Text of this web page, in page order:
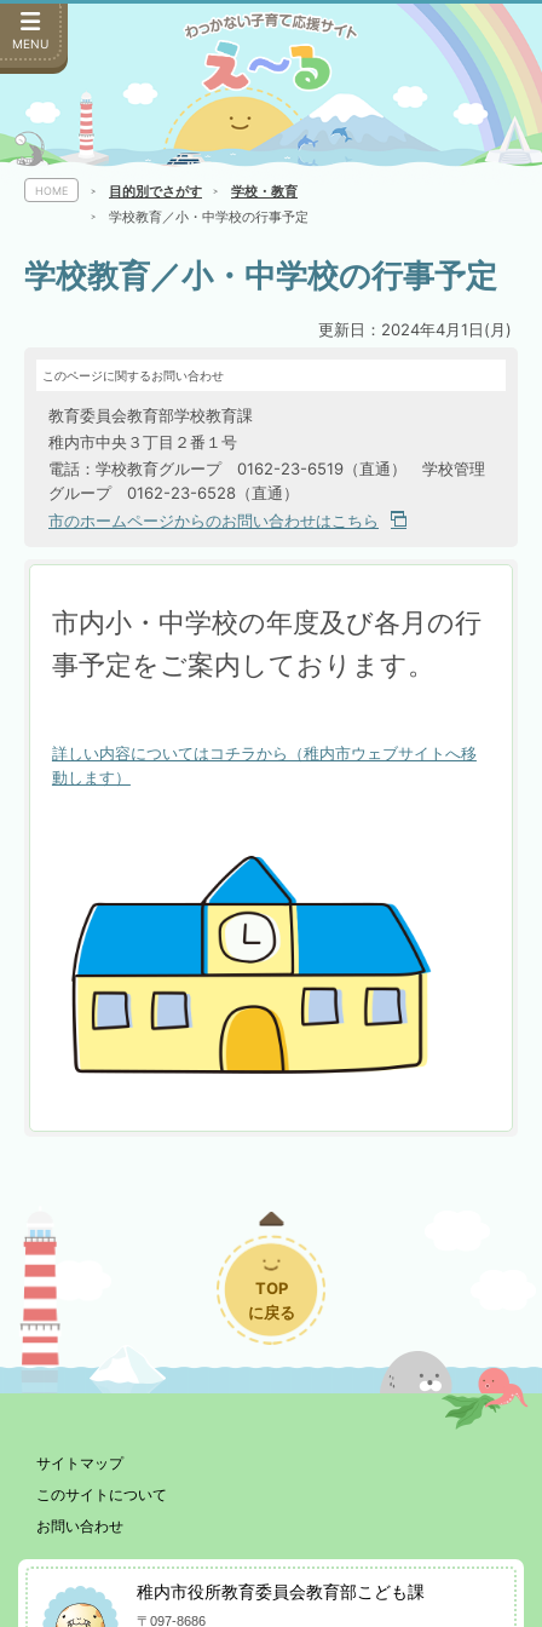
MENU
HOME 目的別でさがす
学校・教育
学校教育／小・中学校の行事予定
学校教育／小・中学校の行事予定
更新日：2024年4月1日(月)
このページに関するお問い合わせ
教育委員会教育部学校教育課
稚内市中央３丁目２番１号
電話：学校教育グループ 0162-23-6519（直通） 学校管理
グループ 0162-23-6528（直通）
市のホームページからのお問い合わせはこちら
市内小・中学校の年度及び各月の行
事予定をご案内しております。
詳しい内容についてはコチラから（稚内市ウェブサイトへ移
動します）
TOP
に戻る
サイトマップ
このサイトについて
お問い合わせ
稚内市役所教育委員会教育部こども課
〒097-8686